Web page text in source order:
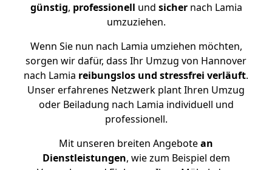
günstig, professionell und sichernach Lamia
umzuziehen.
Wenn Sie nun nach Lamia umziehen möchten,
sorgen wir dafür, dass Ihr Umzug von Hannover
nach Lamia reibungslos und stressfrei verläuft.
Unser erfahrenes Netzwerk plant Ihren Umzug
oder Beiladung nach Lamia individuell und
professionell.
Mit unseren breiten Angebotean
Dienstleistungen, wie zum Beispiel dem